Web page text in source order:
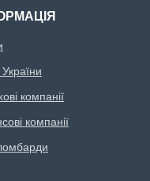
компанії
компанії